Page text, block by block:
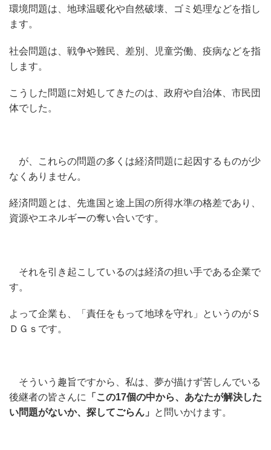
環境問題は、地球温暖化や自然破壊、ゴミ処理などを指し
ます。
社会問題は、戦争や難民、差別、児童労働、疫病などを指
します。
こうした問題に対処してきたのは、政府や自治体、市民団
体でした。
が、これらの問題の多くは経済問題に起因するものが少
なくありません。
経済問題とは、先進国と途上国の所得水準の格差であり、
資源やエネルギーの奪い合いです。
それを引き起こしているのは経済の担い手である企業で
す。
よって企業も、「責任をもって地球を守れ」というのがＳ
ＤＧｓです。
そういう趣旨ですから、私は、夢が描けず苦しんでいる
後継者の皆さんに
「この17個の中から、あなたが解決した
い問題がないか、探してごらん」
と問いかけます。